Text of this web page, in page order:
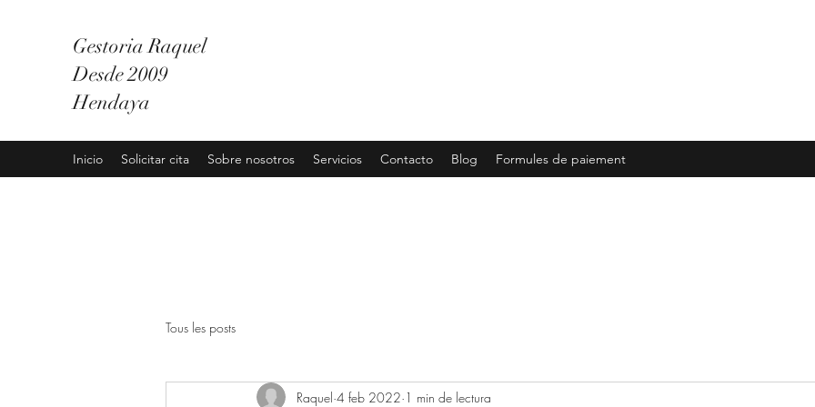
Gestoria Raquel
Desde 2009
Hendaya
Inicio Solicitar cita Sobre nosotros Servicios Contacto Blog Formules de paiement
Tous les posts
Raquel 4 feb 2022 1 min de lectura